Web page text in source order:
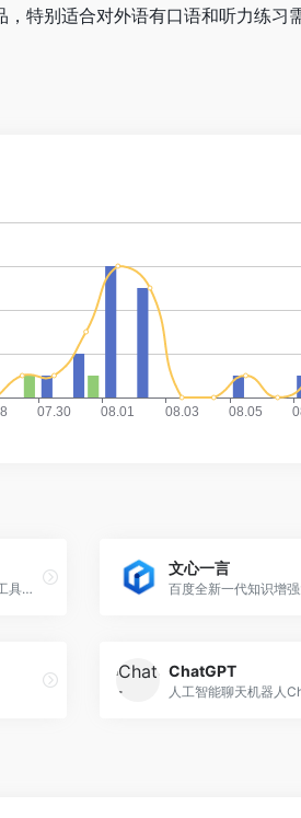
特别适合对外语有口语和听力练习需
Taskade是一款免费的跨平台的团队协作工具，现在增加AI助手功能
文心一言
百度全新一代知识增
ChatGPT
人工智能聊天机器人